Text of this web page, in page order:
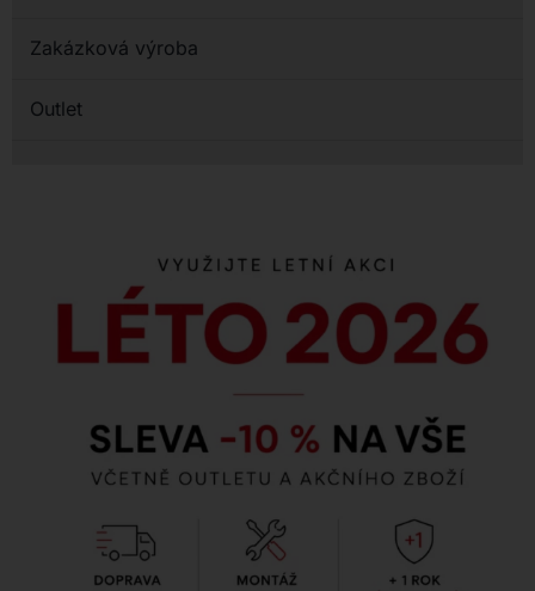
Zakázková výroba
Outlet